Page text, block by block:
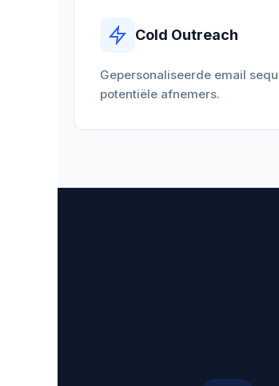
Cold Outreach
Gepersonaliseerde email
potentiële afnemers.